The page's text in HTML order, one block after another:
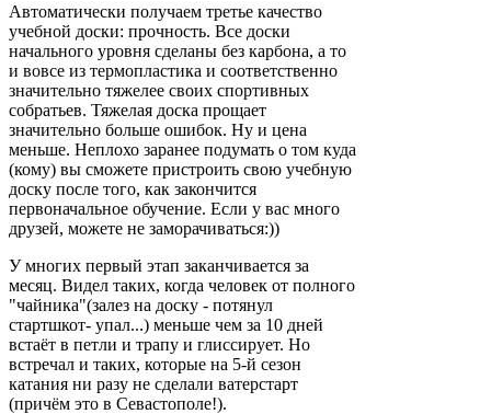
Автоматически получаем третье качество
учебной доски: прочность. Все доски
начального уровня сделаны без карбона, а то
и вовсе из термопластика и соответственно
значительно тяжелее своих спортивных
собратьев. Тяжелая доска прощает
значительно больше ошибок. Ну и цена
меньше. Неплохо заранее подумать о том куда
(кому) вы сможете пристроить свою учебную
доску после того, как закончится
первоначальное обучение. Если у вас много
друзей, можете не заморачиваться:))
У многих первый этап заканчивается за
месяц. Видел таких, когда человек от полного
"чайника"(залез на доску - потянул
стартшкот- упал...) меньше чем за 10 дней
встаёт в петли и трапу и глиссирует. Но
встречал и таких, которые на 5-й сезон
катания ни разу не сделали ватерстарт
(причём это в Севастополе!).